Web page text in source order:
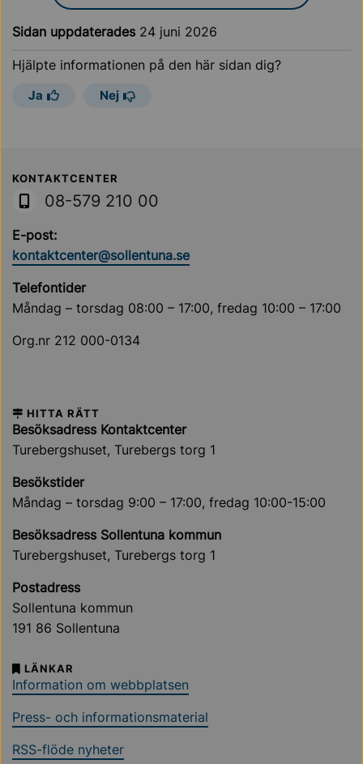
Sidan uppdaterades 24 juni 2026
Hjälpte informationen på den här sidan dig?
Ja Nej
Sollentuna Kommun
KONTAKTCENTER
08-579 210 00
E-post:
kontaktcenter@sollentuna.se
Telefontider
Måndag – torsdag 08:00 – 17:00, fredag 10:00 – 17:00
Org.nr 212 000-0134
HITTA RÄTT
Besöksadress Kontaktcenter
Turebergshuset, Turebergs torg 1
Besökstider
Måndag – torsdag 9:00 – 17:00, fredag 10:00-15:00
Besöksadress Sollentuna kommun
Turebergshuset, Turebergs torg 1
Postadress
Sollentuna kommun
191 86 Sollentuna
LÄNKAR
Information om webbplatsen
Press- och informationsmaterial
RSS-flöde nyheter